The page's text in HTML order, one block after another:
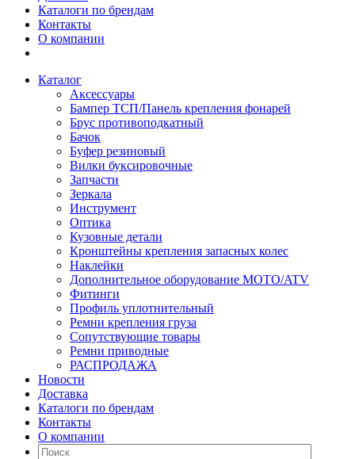
Каталоги по брендам
Контакты
О компании
Каталог
Аксессуары
Бампер ТСП/Панель крепления фонарей
Брус противоподкатный
Бачок
Буфер резиновый
Вилки буксировочные
Запчасти
Зеркала
Инструмент
Оптика
Кузовные детали
Кронштейны крепления запасных колес
Наклейки
Дополнительное оборудование MOTO/ATV
Фитинги
Профиль уплотнительный
Ремни крепления груза
Сопутствующие товары
Ремни приводные
РАСПРОДАЖА
Новости
Доставка
Каталоги по брендам
Контакты
О компании